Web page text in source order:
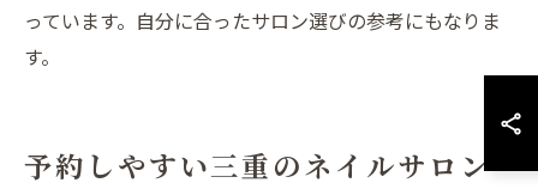
っています。自分に合ったサロン選びの参考にもなりま
す。
予約しやすい三重のネイルサロン